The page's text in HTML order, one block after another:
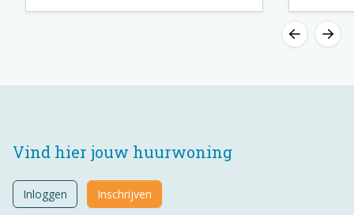
Vind hier jouw huurwoning
Inloggen Inschrijven